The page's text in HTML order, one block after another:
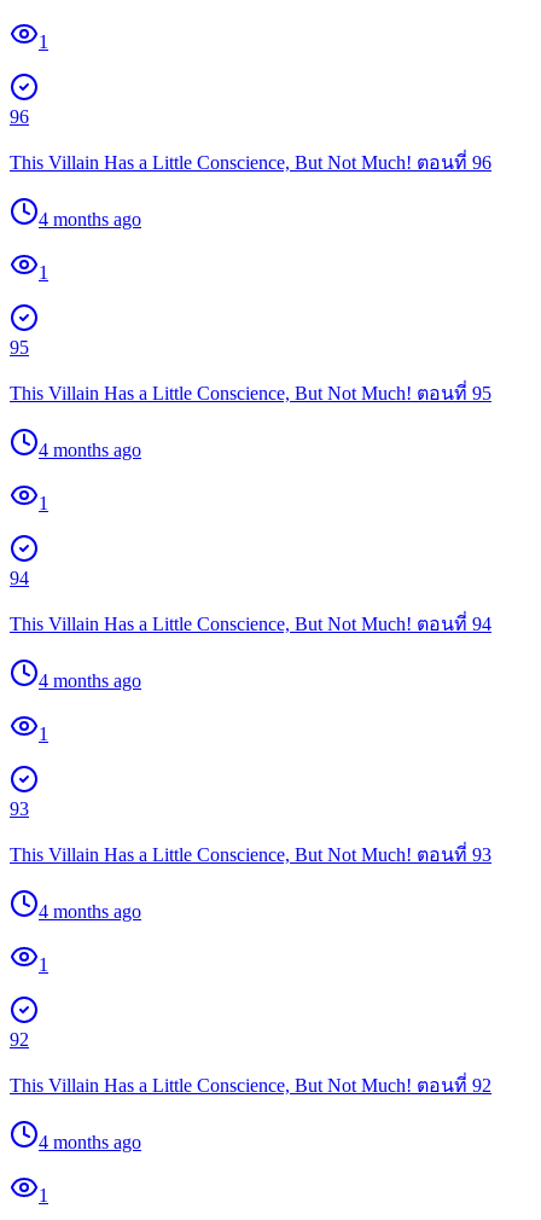
1
96
This Villain Has a Little Conscience, But Not Much! ตอนที่ 96
4 months ago
1
95
This Villain Has a Little Conscience, But Not Much! ตอนที่ 95
4 months ago
1
94
This Villain Has a Little Conscience, But Not Much! ตอนที่ 94
4 months ago
1
93
This Villain Has a Little Conscience, But Not Much! ตอนที่ 93
4 months ago
1
92
This Villain Has a Little Conscience, But Not Much! ตอนที่ 92
4 months ago
1